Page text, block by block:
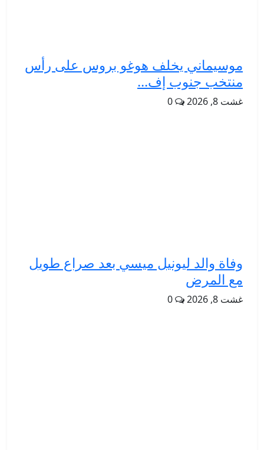
موسيماني يخلف هوغو بروس على رأس
منتخب جنوب إف...
غشت 8, 2026 0
وفاة والد ليونيل ميسي بعد صراع طويل
مع المرض
غشت 8, 2026 0